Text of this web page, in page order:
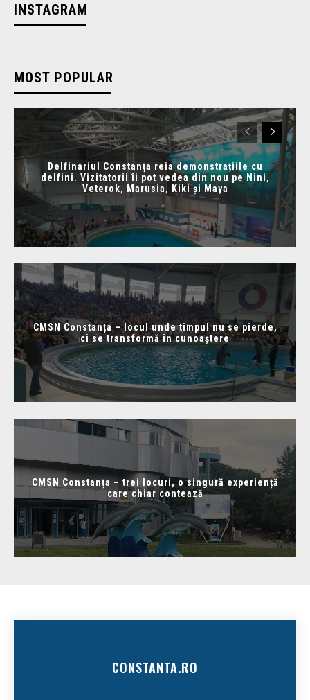
INSTAGRAM
MOST POPULAR
Delfinariul Constanța reia demonstrațiile cu
delfini. Vizitatorii îi pot vedea din nou pe Nini,
Veterok, Marusia, Kiki și Maya
CMSN Constanța – locul unde timpul nu se pierde,
ci se transformă în cunoaștere
CMSN Constanța – trei locuri, o singură experiență
care chiar contează
CONSTANTA.RO